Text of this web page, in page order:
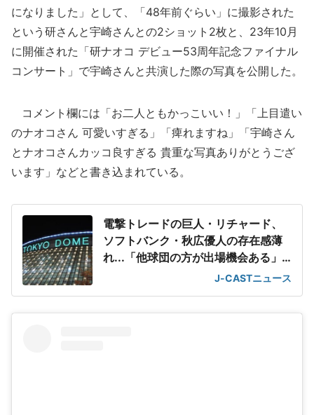
になりました」として、「48年前ぐらい」に撮影された
という研さんと宇崎さんとの2ショット2枚と、23年10月
に開催された「研ナオコ デビュー53周年記念ファイナル
コンサート」で宇崎さんと共演した際の写真を公開した。
コメント欄には「お二人ともかっこいい！」「上目遣い
のナオコさん 可愛いすぎる」「痺れますね」「宇崎さん
とナオコさんカッコ良すぎる 貴重な写真ありがとうござ
います」などと書き込まれている。
電撃トレードの巨人・リチャード、
ソフトバンク・秋広優人の存在感薄
れ...「他球団の方が出場機会ある」
J-CASTニュース